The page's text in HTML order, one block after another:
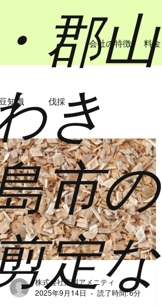
郡山
き
市の
定な
会社の特徴 料金
知識 伐採
株式会社楽園アメニティ
2025年9月14日
読了時間: 6分